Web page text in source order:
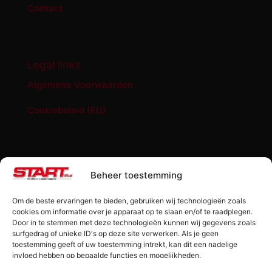
Beheer toestemming
Om de beste ervaringen te bieden, gebruiken wij technologieën zoals
cookies om informatie over je apparaat op te slaan en/of te raadplegen.
Door in te stemmen met deze technologieën kunnen wij gegevens zoals
surfgedrag of unieke ID's op deze site verwerken. Als je geen
toestemming geeft of uw toestemming intrekt, kan dit een nadelige
invloed hebben op bepaalde functies en mogelijkheden.
Contact
Legal links
Algemene Voorwaarden
Cookiebeleid (EU)
START '84 shop
Losse editie Start ’84
Start ’84 Merchandise